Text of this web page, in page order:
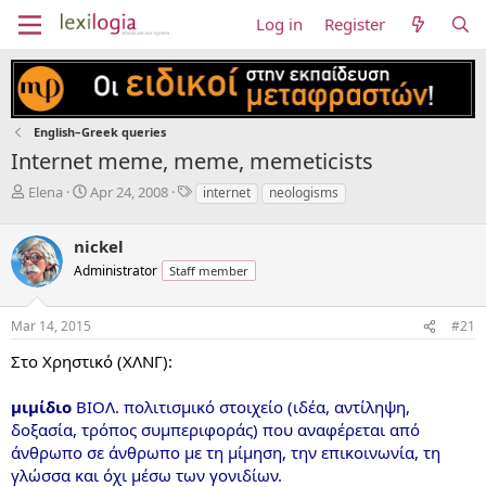
Log in Register
English–Greek queries
Internet meme, meme, memeticists
T
e
a
d
s
t
r
e
r
Elena
S
r
t
a
t
Apr 24, 2008
Tinternet neologisms
nickel
Administrator Staff member
Mar 14, 2015 #21
Στο Χρηστικό (ΧΛΝΓ):
μιμίδιο ΒΙΟΛ. πολιτισμικό στοιχείο (ιδέα, αντίληψη,
δοξασία, τρόπος συμπεριφοράς) που αναφέρεται από
άνθρωπο σε άνθρωπο με τη μίμηση, την επικοινωνία, τη
γλώσσα και όχι μέσω των γονιδίων.